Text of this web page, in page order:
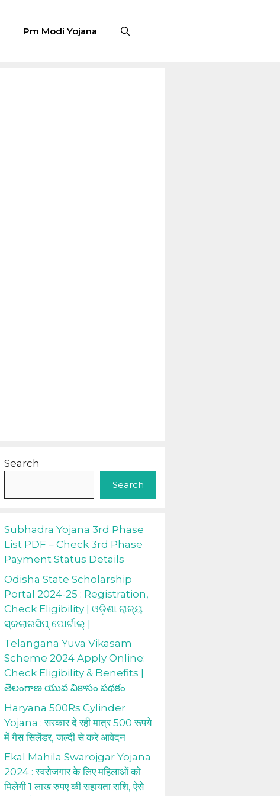
Pm Modi Yojana
Search
Search
Subhadra Yojana 3rd Phase
List PDF – Check 3rd Phase
Payment Status Details
Odisha State Scholarship
Portal 2024-25 : Registration,
Check Eligibility | ଓଡ଼ିଶା ରାଜ୍ୟ
ସ୍କଲାରସିପ୍ ପୋର୍ଟାଲ୍ |
Telangana Yuva Vikasam
Scheme 2024 Apply Online:
Check Eligibility & Benefits |
తెలంగాణ యువ వికాసం పథకం
Haryana 500Rs Cylinder
Yojana : सरकार दे रही मात्र 500 रूपये
में गैस सिलेंडर, जल्दी से करे आवेदन
Ekal Mahila Swarojgar Yojana
2024 : स्वरोजगार के लिए महिलाओं को
मिलेगी 1 लाख रुपए की सहायता राशि, ऐसे